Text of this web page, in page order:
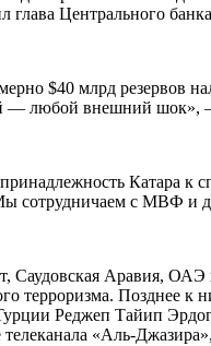
глава Центрального
$40 млрд резервов
— любой внешний шок»,
Катара к
сотрудничаем с МВФ и
Саудовская Аравия,
терроризма. Позднее
Реджеп Тайип
«Аль-